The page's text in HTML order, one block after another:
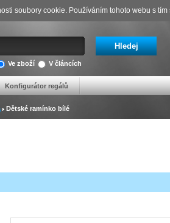
V článcích
Ve zboží
Konfigurátor regálů
Dětské ramínko bílé
soubory cookie. Používáním tohoto webu s tím